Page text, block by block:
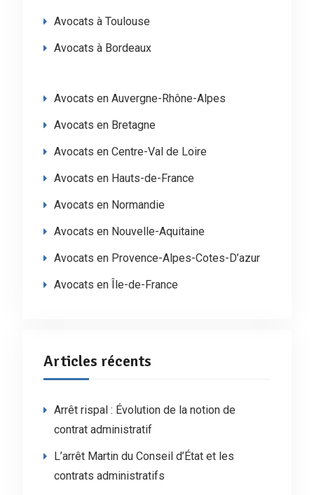
Avocats à Toulouse
Avocats à Bordeaux
Avocats en Auvergne-Rhône-Alpes
Avocats en Bretagne
Avocats en Centre-Val de Loire
Avocats en Hauts-de-France
Avocats en Normandie
Avocats en Nouvelle-Aquitaine
Avocats en Provence-Alpes-Cotes-D’azur
Avocats en Île-de-France
Articles récents
Arrêt rispal : Évolution de la notion de
contrat administratif
L’arrêt Martin du Conseil d’État et les
contrats administratifs